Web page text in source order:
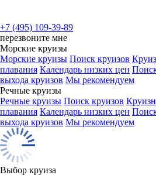
+7 (495) 109-39-89
перезвоните мне
Морские круизы
Морские круизы Поиск круизов
плавания Календарь низких цен
выхода круизов Мы рекомендуем
Речные круизы
Речные круизы Поиск круизов
плавания Календарь низких цен
выхода круизов Мы рекомендуем
Выбор круиза